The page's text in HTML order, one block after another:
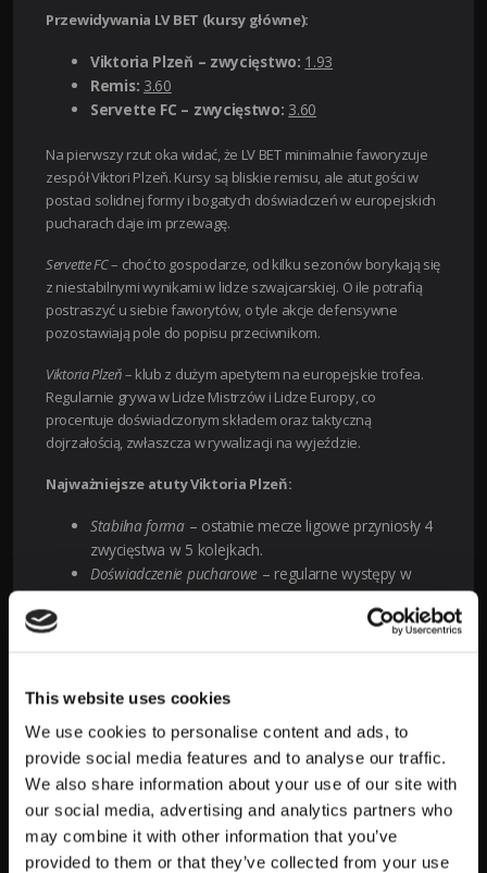
This website uses cookies
We use cookies to personalise content and ads, to
provide social media features and to analyse our traffic.
We also share information about your use of our site with
our social media, advertising and analytics partners who
may combine it with other information that you’ve
provided to them or that they’ve collected from your use
Przewidywania LV BET (kursy główne):
Viktoria Plzeň – zwycięstwo: 1.93
Remis: 3.60
Servette FC – zwycięstwo: 3.60
Na pierwszy rzut oka widać, że LV BET minimalnie faworyzuje
zespół Viktori Plzeň. Kursy są bliskie remisu, ale atut gości w
postaci solidnej formy i bogatych doświadczeń w europejskich
pucharach daje im przewagę.
Servette FC– choć to gospodarze, od kilku sezonów borykają się
z niestabilnymi wynikami w lidze szwajcarskiej. O ile potrafią
postraszyć u siebie faworytów, o tyle akcje defensywne
pozostawiają pole do popisu przeciwnikom.
Viktoria Plzeň– klub z dużym apetytem na europejskie trofea.
Regularnie grywa w Lidze Mistrzów i Lidze Europy, co
procentuje doświadczonym składem oraz taktyczną
dojrzałością, zwłaszcza w rywalizacji na wyjeździe.
Najważniejsze atuty Viktoria Plzeň:
Stabilna forma– ostatnie mecze ligowe przyniosły 4
zwycięstwa w 5 kolejkach.
Doświadczenie pucharowe – regularne występy w
europejskich rozgrywkach.
– efektywne granie na obcych
czeskiej.
Z drugiej strony, Servette FC może liczyć na wsparcie własnej
publiczności oraz chęć rehabilitacji po średnich rezultatach w
lidze.
Dlaczego jednak to Viktoria Plzeň ma większe szanse
według LV BET?